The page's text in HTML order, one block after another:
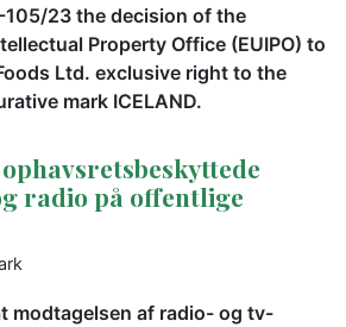
105/23 the decision of the
Property Office (EUIPO) to
Ltd. exclusive right to the
mark ICELAND.
radio på offentlige
modtagelsen af radio- og tv-